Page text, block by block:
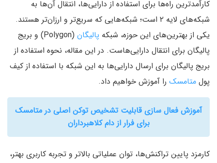
کارآمدترین راه‌ها برای استفاده از دارایی‌ها، انتقال آن‌ها به
شبکه‌های لایه ۲ است؛ شبکه‌هایی که سریع‌تر و ارزان‌تر هستند.
یکی از بهترین‌های این حوزه، شبکه پالیگان
(Polygon) و بریج
پالیگان برای انتقال دارایی‌هاست. در این مقاله، نحوه استفاده از
بریج پالیگان برای ارسال دارایی‌ها به این شبکه با استفاده از کیف
پول متامسک را آموزش خواهیم داد.
آموزش فعال سازی قابلیت تشخیص توکن اصلی در متامسک
برای فرار از دام کلاهبرداران
کارمزد پایین تراکنش‌ها، توان عملیاتی بالاتر و تجربه کاربری بهتر،